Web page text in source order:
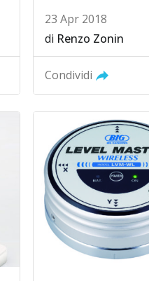
23 Apr 2018
di Renzo Zonin
Condividi